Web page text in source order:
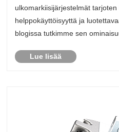
ulkomarkiisijärjestelmät tarjoten
helppokäyttöisyyttä ja
blogissa tutkimme sen
valittaessa oikeaa moottoria
Lue lisää